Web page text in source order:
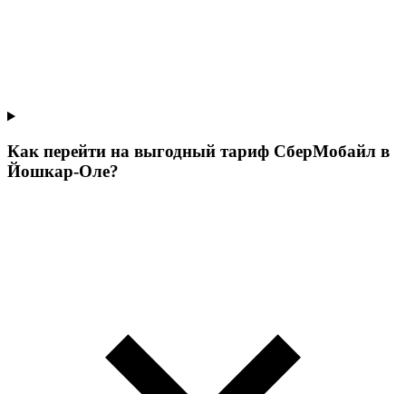
Как перейти на выгодный тариф СберМобайл в
Йошкар-Оле?